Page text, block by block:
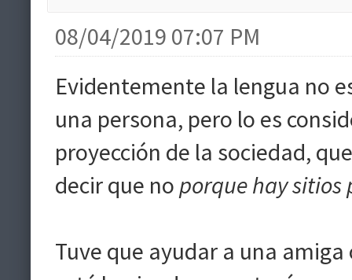
08/04/2019 07:07 PM
Evidentemente la lengua no
una persona, pero lo es
proyección de la sociedad,
decir que no porque hay sitios
Tuve que ayudar a una